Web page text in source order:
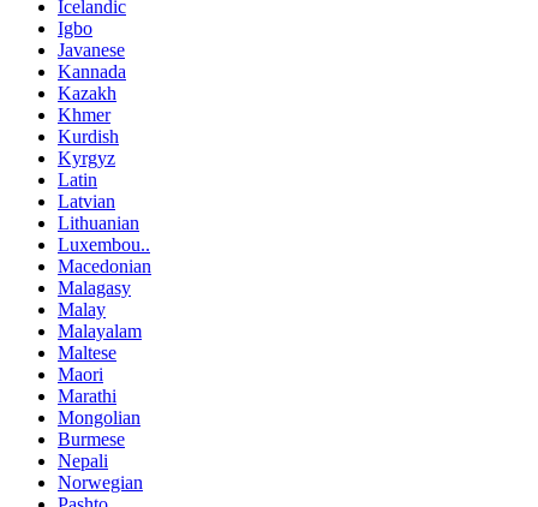
Icelandic
Igbo
Javanese
Kannada
Kazakh
Khmer
Kurdish
Kyrgyz
Latin
Latvian
Lithuanian
Luxembou..
Macedonian
Malagasy
Malay
Malayalam
Maltese
Maori
Marathi
Mongolian
Burmese
Nepali
Norwegian